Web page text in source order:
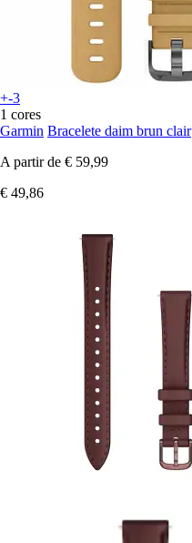
+-3
1 cores
Garmin Bracelete daim brun clair
A partir de € 59,99
€ 49,86